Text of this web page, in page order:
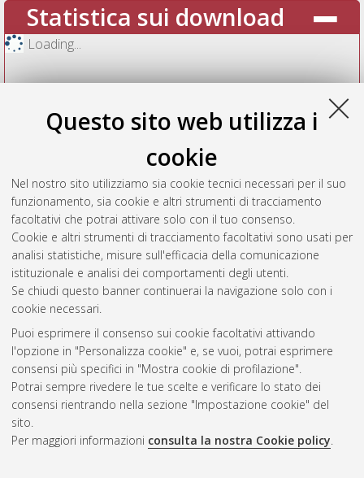
Questo sito web utilizza i
cookie
Nel nostro sito utilizziamo sia cookie tecnici necessari per il suo
funzionamento, sia cookie e altri strumenti di tracciamento
facoltativi che potrai attivare solo con il tuo consenso.
Cookie e altri strumenti di tracciamento facoltativi sono usati per
analisi statistiche, misure sull'efficacia della comunicazione
istituzionale e analisi dei comportamenti degli utenti.
Se chiudi questo banner continuerai la navigazione solo con i
cookie necessari.
Puoi esprimere il consenso sui cookie facoltativi attivando
l'opzione in "Personalizza cookie" e, se vuoi, potrai esprimere
consensi più specifici in "Mostra cookie di profilazione".
Potrai sempre rivedere le tue scelte e verificare lo stato dei
consensi rientrando nella sezione "Impostazione cookie" del
sito.
Per maggiori informazioni consulta la nostra Cookie policy.
Statistica sui download
Loading...
Vedi altre statistiche
Gestione del documento:
Atom
Rss
AMS Acta
ISSN: 2038-7954
re3data.org -
doi.org/10.17616/R3P19R
Servizio implementato e
Impostazioni Cookie